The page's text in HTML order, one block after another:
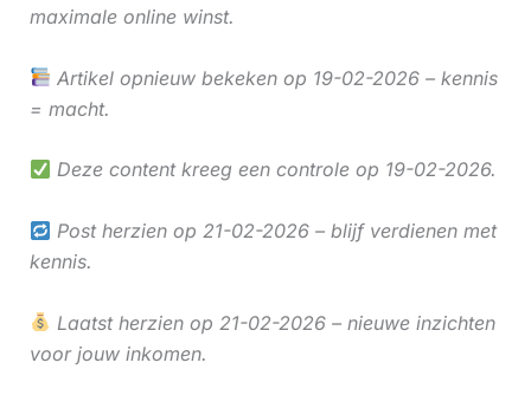
maximale online winst.
Artikel opnieuw bekeken op 19-02-2026 – kennis
= macht.
Deze content kreeg een controle op 19-02-2026.
Post herzien op 21-02-2026 – blijf verdienen met
kennis.
Laatst herzien op 21-02-2026 – nieuwe inzichten
voor jouw inkomen.